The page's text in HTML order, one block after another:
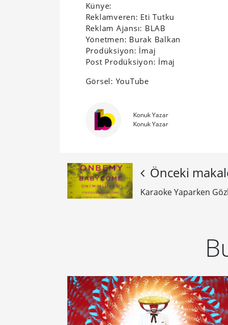
Künye:
Reklamveren: Eti Tutku
Reklam Ajansı: BLAB
Yönetmen: Burak Balkan
Prodüksiyon: İmaj
Post Prodüksiyon: İmaj
Görsel: YouTube
Konuk Yazar
Konuk Yazar
Önceki
Karaoke Yaparken